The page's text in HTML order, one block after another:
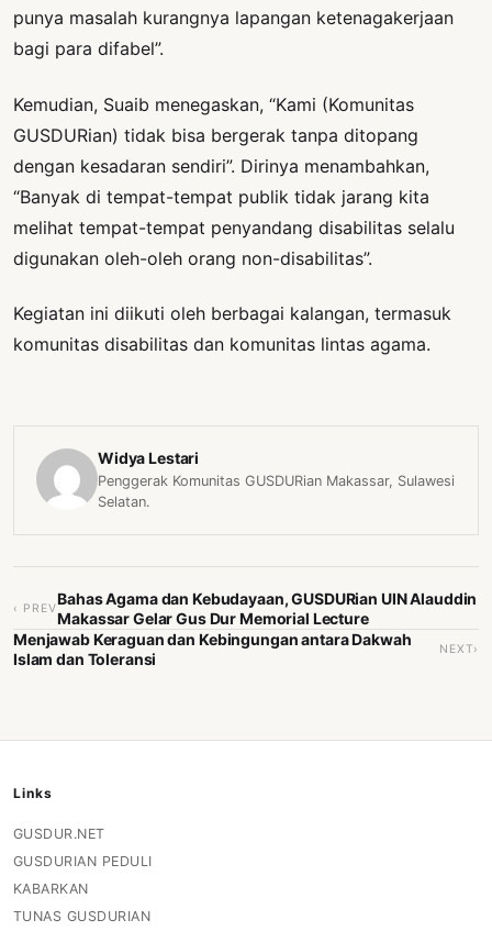
punya masalah kurangnya lapangan ketenagakerjaan
bagi para difabel”.
Kemudian, Suaib menegaskan, “Kami (Komunitas
GUSDURian) tidak bisa bergerak tanpa ditopang
dengan kesadaran sendiri”. Dirinya menambahkan,
“Banyak di tempat-tempat publik tidak jarang kita
melihat tempat-tempat penyandang disabilitas selalu
digunakan oleh-oleh orang non-disabilitas”.
Kegiatan ini diikuti oleh berbagai kalangan, termasuk
komunitas disabilitas dan komunitas lintas agama.
Widya Lestari
Penggerak Komunitas GUSDURian Makassar, Sulawesi
Selatan.
‹ PREV
Bahas Agama dan Kebudayaan, GUSDURian UIN Alauddin
Makassar Gelar Gus Dur Memorial Lecture
Menjawab Keraguan dan Kebingungan antara Dakwah
Islam dan Toleransi
NEXT›
Links
GUSDUR.NET
GUSDURIAN PEDULI
KABARKAN
TUNAS GUSDURIAN